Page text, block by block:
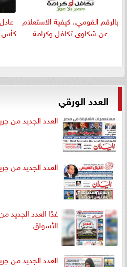
بالرقم القومي.. كيفية الاستعلام
عن شكاوى تكافل وكرامة
كأس
العدد الورقي
العدد الجديد من
العدد الجديد من
غدًا العدد الجديد
الأسواق
العدد الجديد من